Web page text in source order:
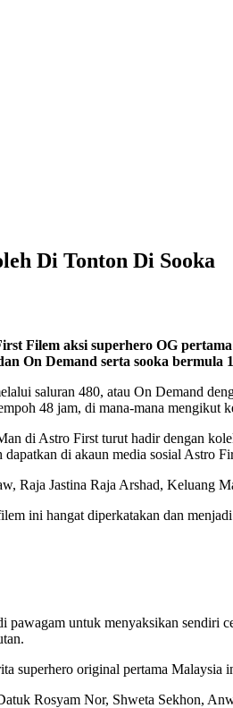
Di Tonton Di Sooka
Filem aksi superhero OG
On Demand serta sooka bermula
saluran 480, atau On Demand
48 jam, di mana-mana mengikut
di Astro First turut hadir dengan
di akaun media sosial Astro
Raja Jastina Raja Arshad, Keluang
ini hangat diperkatakan dan
untuk menyaksikan sendiri
superhero original pertama
Rosyam Nor, Shweta Sekhon,